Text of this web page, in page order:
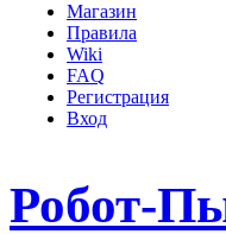
Магазин
Правила
Wiki
FAQ
Регистрация
Вход
Робот-